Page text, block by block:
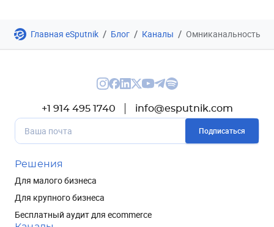
Главная eSputnik / Блог / Каналы / Омниканальность
+1 914 495 1740 info@esputnik.com
Подписаться
Решения
Для малого бизнеса
Для крупного бизнеса
Бесплатный аудит для ecommerce